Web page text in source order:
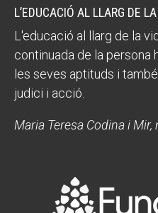
L’EDUCACIÓ AL LLARG DE
L'educació al llarg de la
continuada de la persona
les seves aptituds i
judici i acció.
Maria Teresa Codina i